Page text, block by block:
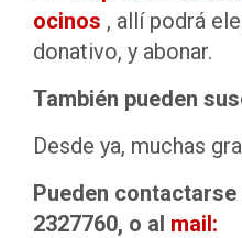
ocinos , allí podrá
donativo, y abonar.
También pueden
Desde ya, muchas
Pueden contactarse
2327760, o al mail: